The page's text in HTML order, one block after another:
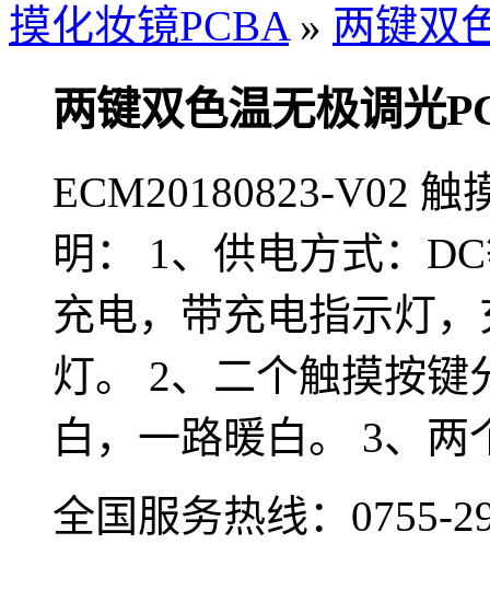
摸化妆镜PCBA» 两键双
两键双色温无极调光
ECM20180823-V02
明： 1、供电方式：
充电，带充电指示灯
灯。 2、二个触摸按
白，一路暖白。 3、两
全国服务热线： 0755-